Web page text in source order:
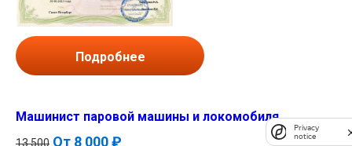
Подробнее
Машинист паровой машины и локомобиля
13 500 От 8 000 ₽
Privacy
notice